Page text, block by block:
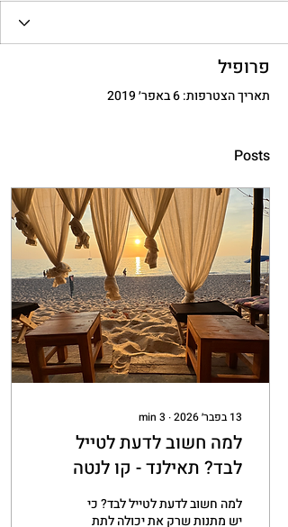
פרופיל
תאריך הצטרפות: 6 באפר׳ 2019
Posts
13 בפבר׳ 2026 ∙
3
min
למה חשוב לדעת לטייל
לבד? תאילנד - קו לנטה
וריילי ביץ׳
למה חשוב לדעת לטייל לבד? כי
יש מתנות שרק את יכולה לתת